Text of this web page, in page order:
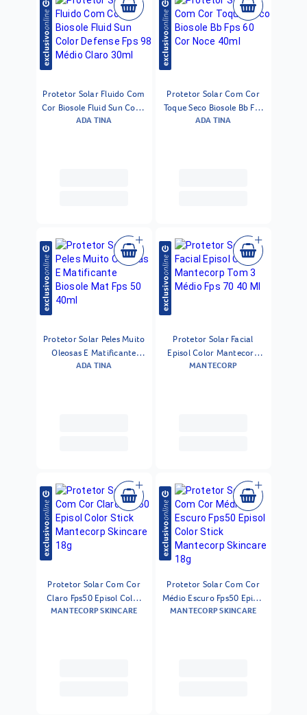
Protetor Solar Fluido Com
Cor Biosole Fluid Sun Color
Defense Fps 98 Médio
ADA TINA
Protetor Solar Com Cor
Toque Seco Biosole Bb Fps
60 Cor Noce 40ml
ADA TINA
Protetor Solar Peles Muito
Oleosas E Matificante
Biosole Mat Fps 50 40ml
ADA TINA
Protetor Solar Facial
Episol Color Mantecorp
Tom 3 Médio Fps 70 40 Ml
MANTECORP
Protetor Solar Com Cor
Claro Fps50 Episol Color
Stick Mantecorp Skincare
MANTECORP SKINCARE
Protetor Solar Com Cor
Médio Escuro Fps50 Episol
Color Stick Mantecorp
MANTECORP SKINCARE